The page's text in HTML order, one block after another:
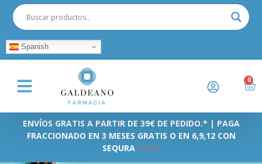
Spanish
0
ENVÍOS GRATIS A PARTIR DE 39€ DE PEDIDO.* | PAGA
FRACCIONADO EN 3 MESES GRATIS O EN 6,9,12 CON
SEQURA +info